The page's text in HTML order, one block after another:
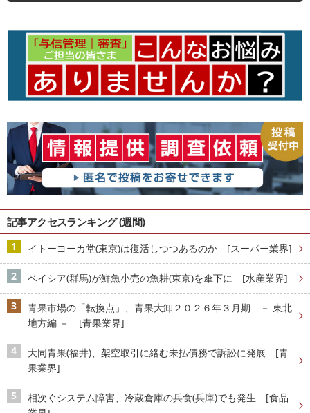
記事アクセスランキング (週間)
イトーヨーカ堂(東京)は復活しつつあるのか [スーパー業界]
ベイシア(群馬)が鮮魚小売の魚耕(東京)を傘下に [水産業界]
青果市場の「転換点」、青果大卸２０２６年３月期 － 東北
地方編 － [青果業界]
大同青果(福井)、架空取引に絡む未払債務で訴訟に発展 [青
果業界]
相次ぐシステム障害、冷蔵倉庫の兵食(兵庫)でも発生 [食品